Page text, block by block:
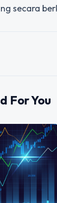
secara
For You